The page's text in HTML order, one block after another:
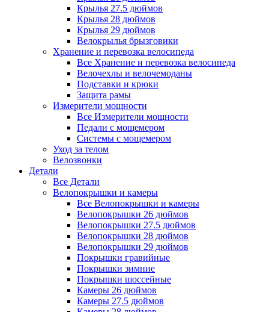
Крылья 27.5 дюймов
Крылья 28 дюймов
Крылья 29 дюймов
Велокрылья брызговики
Хранение и перевозка велосипеда
Все Хранение и перевозка велосипеда
Велочехлы и велочемоданы
Подставки и крюки
Защита рамы
Измерители мощности
Все Измерители мощности
Педали с мощемером
Системы с мощемером
Уход за телом
Велозвонки
Детали
Все Детали
Велопокрышки и камеры
Все Велопокрышки и камеры
Велопокрышки 26 дюймов
Велопокрышки 27.5 дюймов
Велопокрышки 28 дюймов
Велопокрышки 29 дюймов
Покрышки гравийные
Покрышки зимние
Покрышки шоссейные
Камеры 26 дюймов
Камеры 27.5 дюймов